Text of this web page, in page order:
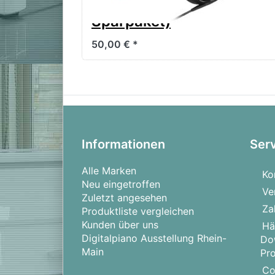
Sparpaket)
50,00 € *
Informationen
Alle Marken
Neu eingetroffen
Zuletzt angesehen
Produktliste vergleichen
Kunden über uns
Digitalpiano Ausstellung Rhein-
Main